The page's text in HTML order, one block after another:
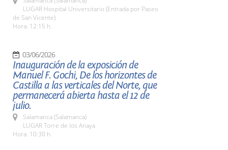
LUGAR Hospital Universitario (Entrada por Paseo
de San Vicente)
Hora: 12:15 h.
03/06/2026
Inauguración de la exposición de
Manuel F. Gochi, De los horizontes de
Castilla a las verticales del Norte, que
permanecerá abierta hasta el 12 de
julio.
Salamanca (Salamanca)
LUGAR Torre de los Anaya
Hora: 10:30 h.